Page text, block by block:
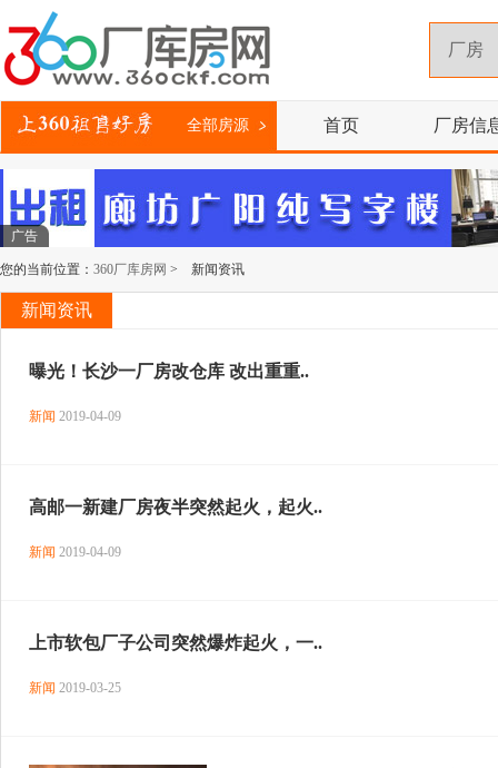
全部房源 首页 厂房信
广告
您的当前位置： 360厂库房网 > 新闻资讯
新闻资讯
曝光！长沙一厂房改仓库 改出重重..
新闻 2019-04-09
高邮一新建厂房夜半突然起火，起火..
新闻 2019-04-09
上市软包厂子公司突然爆炸起火，一..
新闻 2019-03-25